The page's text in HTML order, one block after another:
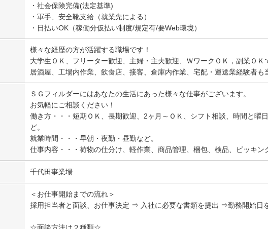
・社会保険完備(法定基準)
・軍手、安全靴支給（就業先による）
・日払いOK（稼働分仮払い制度/規定有/要Web環境）
様々な経歴の方が活躍する職場です！
大学生ＯＫ、フリーター歓迎、主婦・主夫歓迎、ＷワークＯＫ，副業ＯＫ
居酒屋、工場内作業、飲食店、接客、倉庫内作業、宅配・運送業経験者も
ＳＧフィルダーにはあなたの生活にあった様々な仕事がございます。
お気軽にご相談ください！
働き方・・・短期ＯＫ、長期歓迎、2ヶ月～ＯＫ、シフト相談、時間と曜
ど。
就業時間・・・早朝・夜勤・昼勤など。
仕事内容・・・荷物の仕分け、軽作業、商品管理、梱包、検品、ピッキン
千代田事業場
＜お仕事開始までの流れ＞
採用担当者と面談、お仕事決定 ⇒ 入社に必要な書類を提出 ⇒勤務開始日
☆面談方法は２種類☆